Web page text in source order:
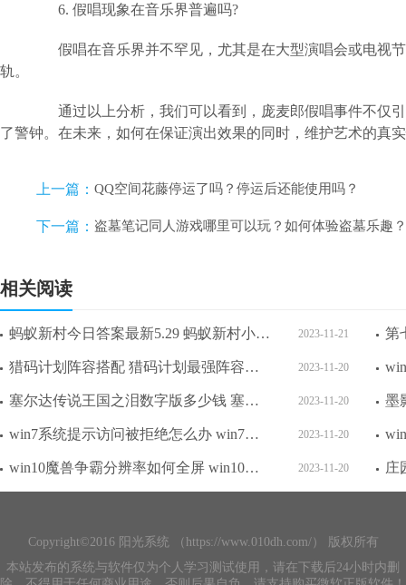
6. 假唱现象在音乐界普遍吗?
假唱在音乐界并不罕见，尤其是在大型演唱会或电视节
轨。
通过以上分析，我们可以看到，庞麦郎假唱事件不仅引
了警钟。在未来，如何在保证演出效果的同时，维护艺术的真
上一篇： QQ空间花藤停运了吗？停运后还能使用吗？
下一篇： 盗墓笔记同人游戏哪里可以玩？如何体验盗墓乐趣？
相关阅读
蚂蚁新村今日答案最新5.29 蚂蚁新村小课堂今日答案最新5月29日 2023-11-21
猎码计划阵容搭配 猎码计划最强阵容搭配大全攻略 2023-11-20
塞尔达传说王国之泪数字版多少钱 塞尔达传说王国之泪数字版各分区价格一览 2023-11-20
win7系统提示访问被拒绝怎么办 win7系统提示访问被拒绝解决方法 2023-11-20
win10魔兽争霸分辨率如何全屏 win10魔兽争霸分辨率全屏方法介绍 2023-11-20
Copyright©2016 阳光系统 （https://www.010dh.com/） 版权所有
本站发布的系统与软件仅为个人学习测试使用，请在下载后24小时内删